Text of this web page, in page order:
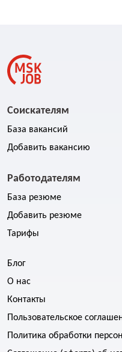
Соискателям
База вакансий
Добавить вакансию
Работодателям
База резюме
Добавить резюме
Тарифы
Блог
О нас
Контакты
Пользовательское
Политика обработки